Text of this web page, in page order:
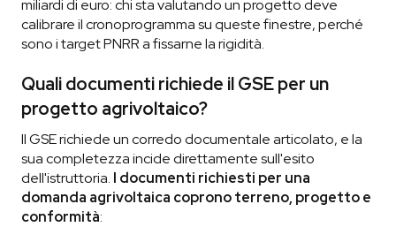
miliardi di euro: chi sta valutando un progetto deve
calibrare il cronoprogramma su queste finestre, perché
sono i target PNRR a fissarne la rigidità.
Quali documenti richiede il GSE per un
progetto agrivoltaico?
Il GSE richiede un corredo documentale articolato, e la
sua completezza incide direttamente sull'esito
dell'istruttoria. I documenti richiesti per una
domanda agrivoltaica coprono terreno, progetto e
conformità: